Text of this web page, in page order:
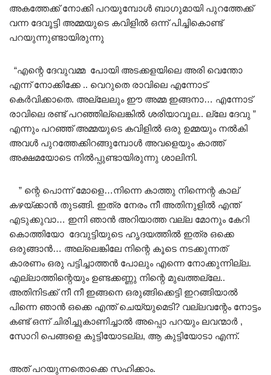
അകത്തേക്ക് നോക്കി പറയുമ്പോൾ ബാഗുമായി പുറത്തേക്ക്
വന്ന ദേവൂട്ടി അമ്മയുടെ കവിളിൽ ഒന്ന് പിച്ചികൊണ്ട്
പറയുന്നുണ്ടായിരുന്നു
“എന്റെ ദേവുവമ്മ പോയി അടക്കളയിലെ അരി വെന്തോ
എന്ന് നോക്കിക്കേ .. വെറുതെ രാവിലെ എന്നോട്
കെർവിക്കാതെ. അല്ലേലും ഈ അമ്മ ഇങ്ങനാ… എന്നോട്
രാവിലെ രണ്ട് പറഞ്ഞില്ലെങ്കിൽ ശരിയാവൂല.. ല്ലേ ദേവു ”
എന്നും പറഞ്ഞ് അമ്മയുടെ കവിളിൽ ഒരു ഉമ്മയും നൽകി
അവൾ പുറത്തേക്കിറങ്ങുമ്പോൾ അവളെയും കാത്ത്
അക്ഷമയോടെ നിൽപ്പുണ്ടായിരുന്നു ശാലിനി.
” ന്റെ പൊന്ന് മോളെ…നിന്നെ കാത്തു നിന്നെന്റ കാല്
കഴയ്ക്കാൻ തുടങ്ങി. ഇത്ര നേരം നീ അതിനുളിൽ എന്ത്
എടുക്കുവാ… ഇനി ഞാൻ അറിയാത്ത വല്ല മോനും കേറി
കൊത്തിയോ ദേവുട്ടിയുടെ ഹൃദയത്തിൽ ഇത്ര ഒക്കെ
ഒരുങ്ങാൻ… അല്ലെങ്കിലേ നിന്റെ കൂടെ നടക്കുന്നത്
കാരണം ഒരു പട്ടിച്ചാത്തൻ പോലും എന്നെ നോക്കുന്നില്ല.
എല്ലാത്തിന്റെയും ഉണ്ടക്കണ്ണു നിന്റെ മുഖത്തല്ലേ..
അതിനിടക്ക് നീ നീ ഇങ്ങനെ ഒരുങ്ങിക്കെട്ടി ഇറങ്ങിയാൽ
പിന്നെ ഞാൻ ഒക്കെ എന്ത് ചെയ്യുമെടി? വല്ലവന്റേം നോട്ടം
കണ്ട് ഒന്ന് ചിരിച്ചുകാണിച്ചാൽ അപ്പൊ പറയും ലവന്മാർ ,
സോറി പെങ്ങളെ കുട്ടിയോടല്ല, ആ കുട്ടിയോടാ എന്ന്.
അത്‌ പറയുന്നതൊക്കെ സഹിക്കാം.